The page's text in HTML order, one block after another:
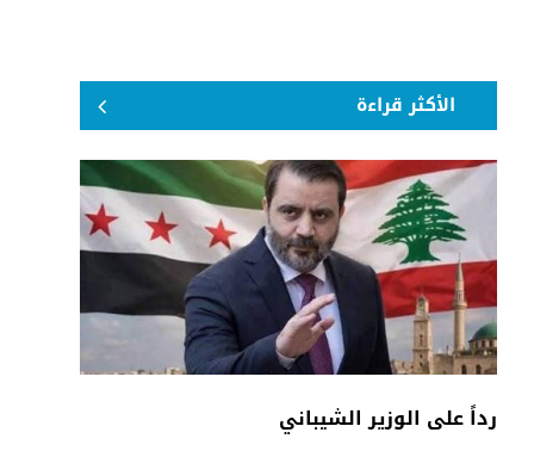
الأكثر قراءة
رداً على الوزير الشيباني